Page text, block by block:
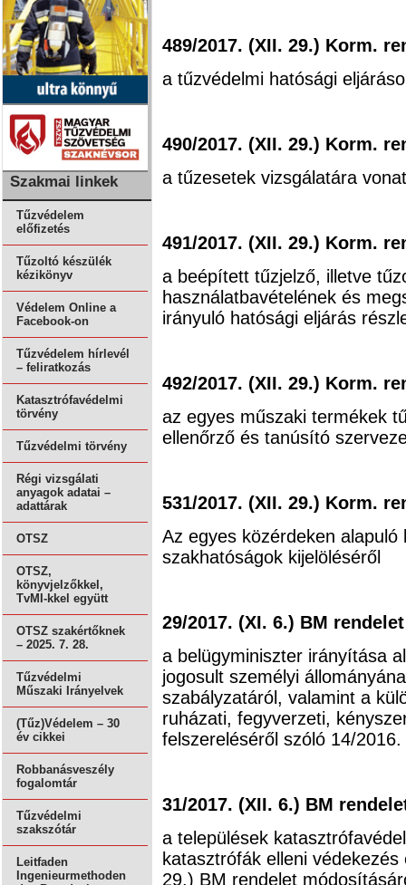
Szakmai linkek
Tűzvédelem
előfizetés
Tűzoltó készülék
kézikönyv
Védelem Online a
Facebook-on
Tűzvédelem hírlevél
– feliratkozás
Katasztrófavédelmi
törvény
Tűzvédelmi törvény
Régi vizsgálati
anyagok adatai –
adattárak
OTSZ
OTSZ,
könyvjelzőkkel,
TvMI-kkel együtt
OTSZ szakértőknek
– 2025. 7. 28.
Tűzvédelmi
Műszaki Irányelvek
(Tűz)Védelem – 30
év cikkei
Robbanásveszély
fogalomtár
Tűzvédelmi
szakszótár
Leitfaden
Ingenieurmethoden
489/2017. (XII. 29.) Korm.
a tűzvédelmi hatósági
490/2017. (XII. 29.) Korm.
a tűzesetek vizsgálatára
491/2017. (XII. 29.) Korm.
a beépített tűzjelző, illetve
használatbavételének és
irányuló hatósági eljárás
492/2017. (XII. 29.) Korm.
az egyes műszaki termékek
ellenőrző és tanúsító
531/2017. (XII. 29.) Korm.
Az egyes közérdeken
szakhatóságok kijelöléséről
29/2017. (XI. 6.) BM rendelet
a belügyminiszter irányítása
jogosult személyi
szabályzatáról, valamint a
ruházati, fegyverzeti,
felszereléséről szóló 14/
31/2017. (XII. 6.) BM
a települések
katasztrófák elleni
29.) BM rendelet